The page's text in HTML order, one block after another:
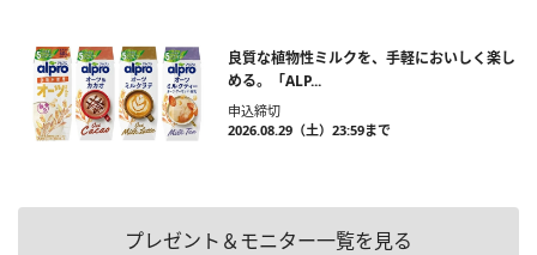
良質な植物性ミルクを、手軽においしく楽し
める。「ALP...
申込締切
2026.08.29（土）23:59まで
プレゼント＆モニター一覧を見る